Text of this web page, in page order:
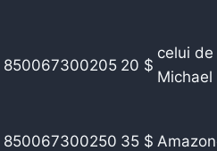
850067300205 20 $
celui de
Michael
850067300250 35 $